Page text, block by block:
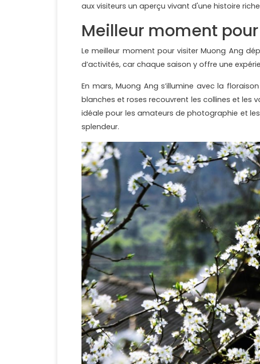
aux visiteurs un aperçu vivant d'une histoire
Meilleur moment
Le meilleur moment pour visiter Muong Ang
d’activités, car chaque saison y offre une
En mars, Muong Ang s’illumine avec la
blanches et roses recouvrent les collines et les
idéale pour les amateurs de photographie et
splendeur.